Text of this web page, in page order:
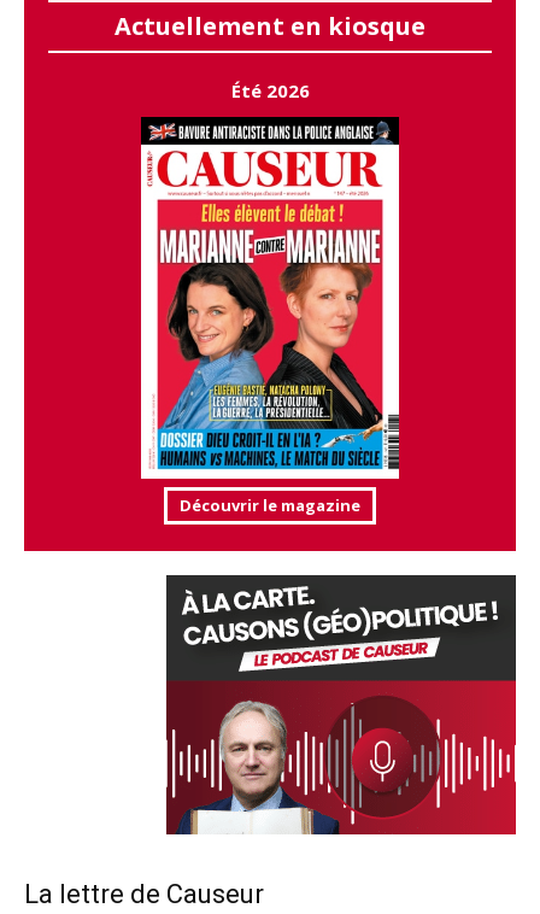
Actuellement en kiosque
Été 2026
Découvrir le magazine
La lettre de Causeur